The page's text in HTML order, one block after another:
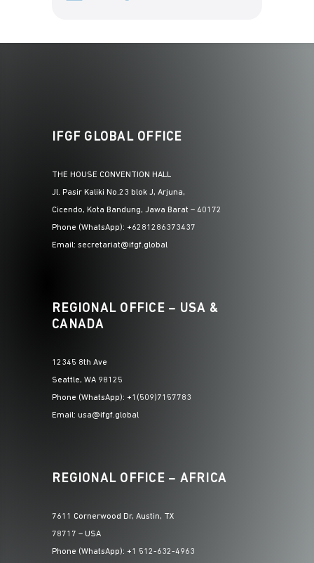
IFGF GLOBAL OFFICE
THE HOUSE CONVENTION HALL
Jl. Pasir Kaliki No.23 blok J, Arjuna,
Cicendo, Kota Bandung, Jawa Barat – 40172
Phone (WhatsApp): +6281286373437
Email: secretariat@ifgf.global
REGIONAL OFFICE – USA &
CANADA
12345 8th Ave
Seattle, WA 98125
Phone (WhatsApp): +1(509)7157783
Email: usa@ifgf.global
REGIONAL OFFICE – AFRICA
7611 Cornerwood Dr, Austin, TX
78717 – USA
Phone (WhatsApp): +1 512-632-4963